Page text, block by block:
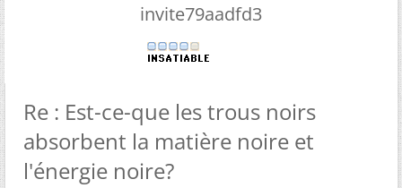
invite79aadfd3
Re : Est-ce-que les trous noirs
absorbent la matière noire et
l'énergie noire?